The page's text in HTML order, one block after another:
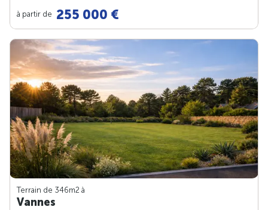
à partir de 255 000 €
Terrain de 346m2 à
Vannes